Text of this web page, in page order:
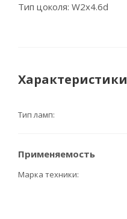
Тип цоколя: W2x4.6d
Характеристики
Тип ламп
Применяемость
Марка техники